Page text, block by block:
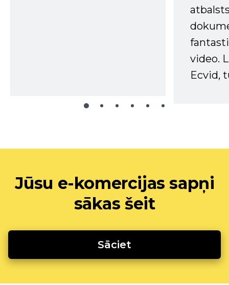
video.
Ecvid,
Jūsu e-komercijas sapņi
sākas šeit
Sāciet